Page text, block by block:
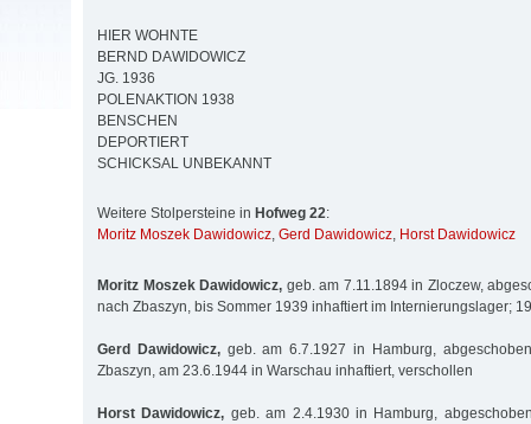
HIER WOHNTE
BERND DAWIDOWICZ
JG. 1936
POLENAKTION 1938
BENSCHEN
DEPORTIERT
SCHICKSAL UNBEKANNT
Weitere Stolpersteine in Hofweg 22:
Moritz Moszek Dawidowicz, Gerd Dawidowicz, Horst Dawidowicz
Moritz Moszek Dawidowicz, geb. am 7.11.1894 in Zloczew,
nach Zbaszyn, bis Sommer 1939 inhaftiert im Internierungslager;
Gerd Dawidowicz,geb. am 6.7.1927 in Hamburg,
Zbaszyn, am 23.6.1944 in Warschau inhaftiert, verschollen
Horst Dawidowicz, geb. am 2.4.1930 in Hamburg,